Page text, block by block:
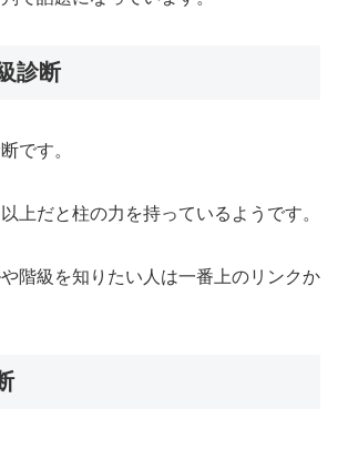
診断
です。
上だと柱の力を持っているようです。
階級を知りたい人は一番上のリンクか